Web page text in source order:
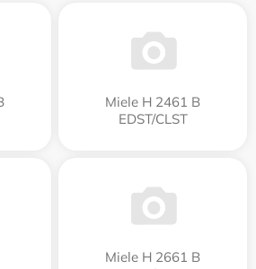
Miele H 2461 B
EDST/CLST
Miele H 2661 B